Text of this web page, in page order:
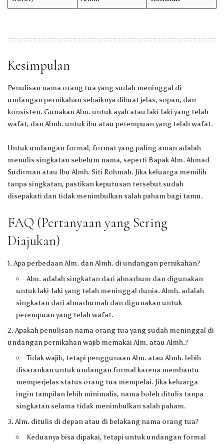
Kesimpulan
Penulisan nama orang tua yang sudah meninggal di
undangan pernikahan sebaiknya dibuat jelas, sopan, dan
konsisten. Gunakan Alm. untuk ayah atau laki-laki yang telah
wafat, dan Almh. untuk ibu atau perempuan yang telah wafat.
Untuk undangan formal, format yang paling aman adalah
menulis singkatan sebelum nama, seperti Bapak Alm. Ahmad
Sudirman atau Ibu Almh. Siti Rohmah. Jika keluarga memilih
tanpa singkatan, pastikan keputusan tersebut sudah
disepakati dan tidak menimbulkan salah paham bagi tamu.
FAQ (Pertanyaan yang Sering
Diajukan)
Apa perbedaan Alm. dan Almh. di undangan pernikahan?
Alm. adalah singkatan dari almarhum dan digunakan
untuk laki-laki yang telah meninggal dunia. Almh. adalah
singkatan dari almarhumah dan digunakan untuk
perempuan yang telah wafat.
Apakah penulisan nama orang tua yang sudah meninggal di
undangan pernikahan wajib memakai Alm. atau Almh.?
Tidak wajib, tetapi penggunaan Alm. atau Almh. lebih
disarankan untuk undangan formal karena membantu
memperjelas status orang tua mempelai. Jika keluarga
ingin tampilan lebih minimalis, nama boleh ditulis tanpa
singkatan selama tidak menimbulkan salah paham.
Alm. ditulis di depan atau di belakang nama orang tua?
Keduanya bisa dipakai, tetapi untuk undangan formal